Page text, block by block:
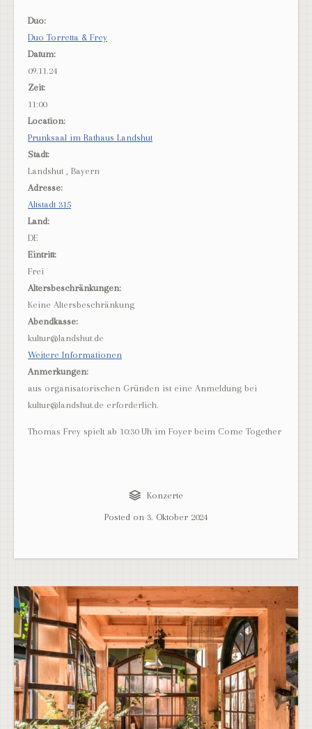
Duo:
Duo Torretta & Frey
Datum:
09.11.24
Zeit:
11:00
Location:
Prunksaal im Rathaus Landshut
Stadt:
Landshut , Bayern
Adresse:
Altstadt 315
Land:
DE
Eintritt:
Frei
Altersbeschränkungen:
Keine Altersbeschränkung
Abendkasse:
kultur@landshut.de
Weitere Informationen
Anmerkungen:
aus organisatorischen Gründen ist eine Anmeldung bei
kultur@landshut.de erforderlich.
Thomas Frey spielt ab 10:30 Uh im Foyer beim Come Together
Konzerte
Posted on 3. Oktober 2024